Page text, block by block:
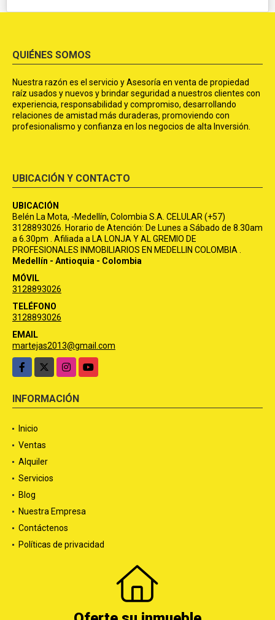
QUIÉNES SOMOS
Nuestra razón es el servicio y Asesoría en venta de propiedad
raíz usados y nuevos y brindar seguridad a nuestros clientes con
experiencia, responsabilidad y compromiso, desarrollando
relaciones de amistad más duraderas, promoviendo con
profesionalismo y confianza en los negocios de alta Inversión.
UBICACIÓN Y CONTACTO
UBICACIÓN
Belén La Mota, -Medellín, Colombia S.A. CELULAR (+57)
3128893026. Horario de Atención: De Lunes a Sábado de 8.30am
a 6.30pm . Afiliada a LA LONJA Y AL GREMIO DE
PROFESIONALES INMOBILIARIOS EN MEDELLIN COLOMBIA .
Medellín - Antioquia - Colombia
MÓVIL
3128893026
TELÉFONO
3128893026
EMAIL
martejas2013@gmail.com
Facebook
InstagramYouTube
INFORMACIÓN
Inicio
Ventas
Alquiler
Servicios
Blog
Nuestra Empresa
Contáctenos
Políticas de privacidad